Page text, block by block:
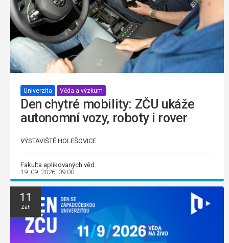
Univerzita Věda a výzkum
Den chytré mobility: ZČU ukáže
autonomní vozy, roboty i rover
VÝSTAVIŠTĚ HOLEŠOVICE
Fakulta aplikovaných věd
19. 09. 2026, 09:00
11
Září